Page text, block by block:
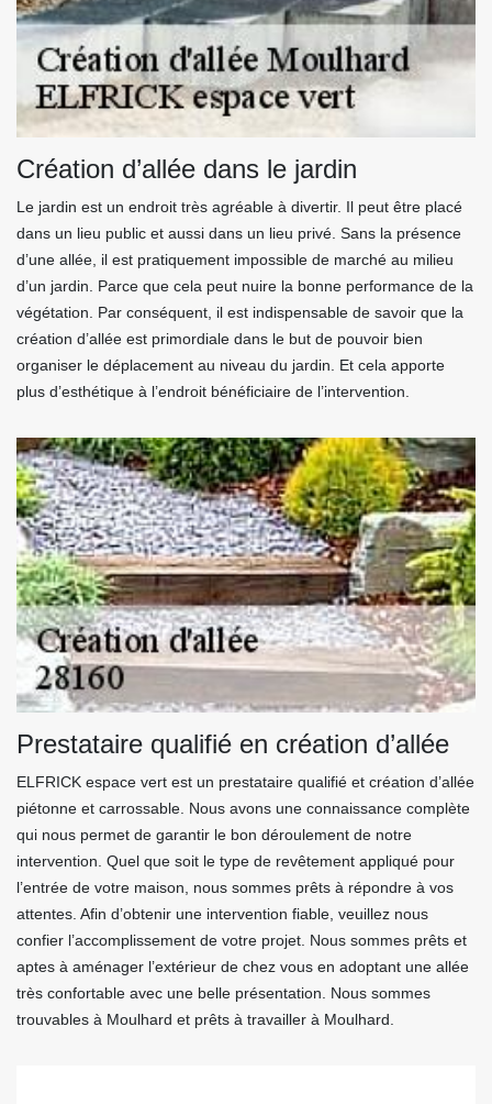
Création d’allée dans le jardin
Le jardin est un endroit très agréable à divertir. Il peut être placé
dans un lieu public et aussi dans un lieu privé. Sans la présence
d’une allée, il est pratiquement impossible de marché au milieu
d’un jardin. Parce que cela peut nuire la bonne performance de la
végétation. Par conséquent, il est indispensable de savoir que la
création d’allée est primordiale dans le but de pouvoir bien
organiser le déplacement au niveau du jardin. Et cela apporte
plus d’esthétique à l’endroit bénéficiaire de l’intervention.
Prestataire qualifié en création d’allée
ELFRICK espace vert est un prestataire qualifié et création d’allée
piétonne et carrossable. Nous avons une connaissance complète
qui nous permet de garantir le bon déroulement de notre
intervention. Quel que soit le type de revêtement appliqué pour
l’entrée de votre maison, nous sommes prêts à répondre à vos
attentes. Afin d’obtenir une intervention fiable, veuillez nous
confier l’accomplissement de votre projet. Nous sommes prêts et
aptes à aménager l’extérieur de chez vous en adoptant une allée
très confortable avec une belle présentation. Nous sommes
trouvables à Moulhard et prêts à travailler à Moulhard.